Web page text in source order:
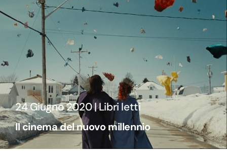
24 Giugno 2020 | Libri letti
Il cinema del nuovo millennio